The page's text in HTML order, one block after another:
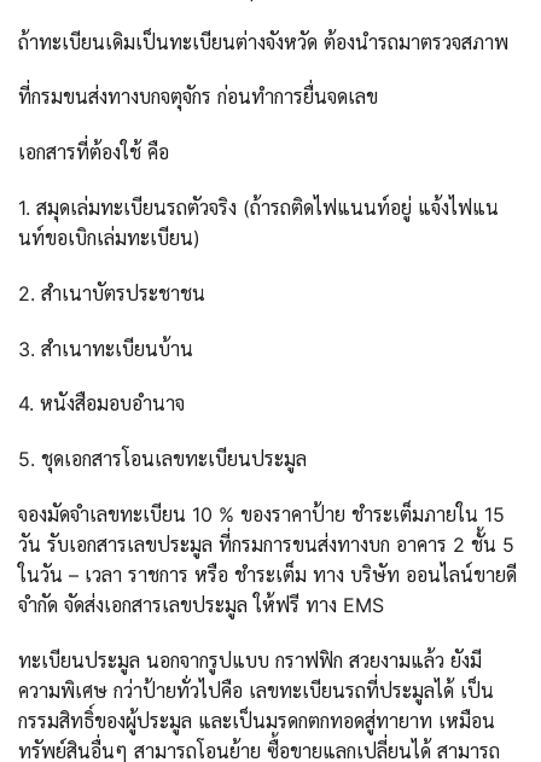
ถ้าทะเบียนเดิมเป็นทะเบียนต่างจังหวัด ต้องนำรถมาตรวจสภาพ
ที่กรมขนส่งทางบกจตุจักร ก่อนทำการยื่นจดเลข
เอกสารที่ต้องใช้ คือ
1. สมุดเล่มทะเบียนรถตัวจริง (ถ้ารถติดไฟแนนท์อยู่ แจ้งไฟแน
นท์ขอเบิกเล่มทะเบียน)
2. สำเนาบัตรประชาชน
3. สำเนาทะเบียนบ้าน
4. หนังสือมอบอำนาจ
5. ชุดเอกสารโอนเลขทะเบียนประมูล
จองมัดจำเลขทะเบียน 10 % ของราคาป้าย ชำระเต็มภายใน 15
วัน รับเอกสารเลขประมูล ที่กรมการขนส่งทางบก อาคาร 2 ชั้น 5
ในวัน – เวลา ราชการ หรือ ชำระเต็ม ทาง บริษัท ออนไลน์ขายดี
จำกัด จัดส่งเอกสารเลขประมูล ให้ฟรี ทาง EMS
ทะเบียนประมูล นอกจากรูปแบบ กราฟฟิก สวยงามแล้ว ยังมี
ความพิเศษ กว่าป้ายทั่วไปคือ เลขทะเบียนรถที่ประมูลได้ เป็น
กรรมสิทธิ์ของผู้ประมูล และเป็นมรดกตกทอดสู่ทายาท เหมือน
ทรัพย์สินอื่นๆ สามารถโอนย้าย ซื้อขายแลกเปลี่ยนได้ สามารถ